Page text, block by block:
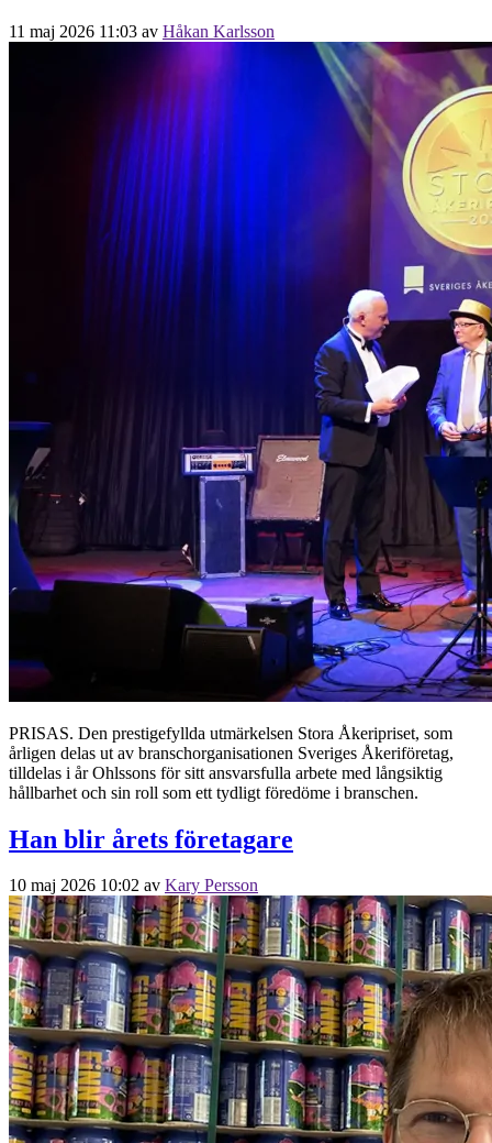
11 maj 2026 11:03 av Håkan Karlsson
PRISAS. Den prestigefyllda utmärkelsen Stora Åkeripriset, som
årligen delas ut av branschorganisationen Sveriges Åkeriföretag,
tilldelas i år Ohlssons för sitt ansvarsfulla arbete med långsiktig
hållbarhet och sin roll som ett tydligt föredöme i branschen.
Han blir årets företagare
10 maj 2026 10:02 av Kary Persson